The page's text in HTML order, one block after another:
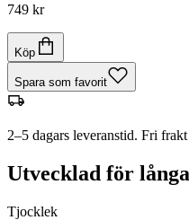
749 kr
Köp
Spara som favorit
2–5 dagars leveranstid. Fri
Utvecklad för
Tjocklek